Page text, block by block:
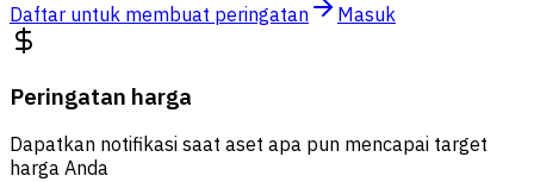
Daftar untuk membuat peringatan Masuk
Peringatan harga
Dapatkan notifikasi saat aset apa pun mencapai target
harga Anda